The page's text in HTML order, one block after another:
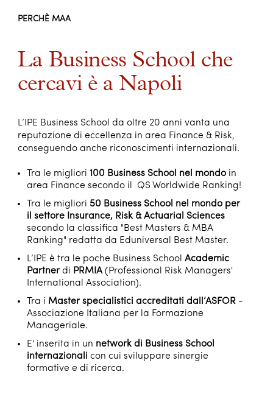
PERCHÈ MAA
La Business School che
cercavi è a Napoli
L’IPE Business School da oltre 20 anni vanta una
reputazione di eccellenza in area Finance & Risk,
conseguendo anche riconoscimenti internazionali.
Tra le migliori 100 Business School nel mondoin
area Finance secondo il QS Worldwide Ranking!
Tra le migliori 50 Business School nel mondo per
il settore Insurance, Risk & Actuarial Sciences
secondo la classifica "Best Masters & MBA
Ranking" redatta da Eduniversal Best Master.
L’IPE è tra le poche Business School Academic
Partnerdi PRMIA (Professional Risk Managers'
International Association).
Tra i Master specialistici accreditati dall’ASFOR-
Associazione Italiana per la Formazione
Manageriale.
E' inserita in un network di Business School
internazionali con cui sviluppare sinergie
formative e di ricerca.